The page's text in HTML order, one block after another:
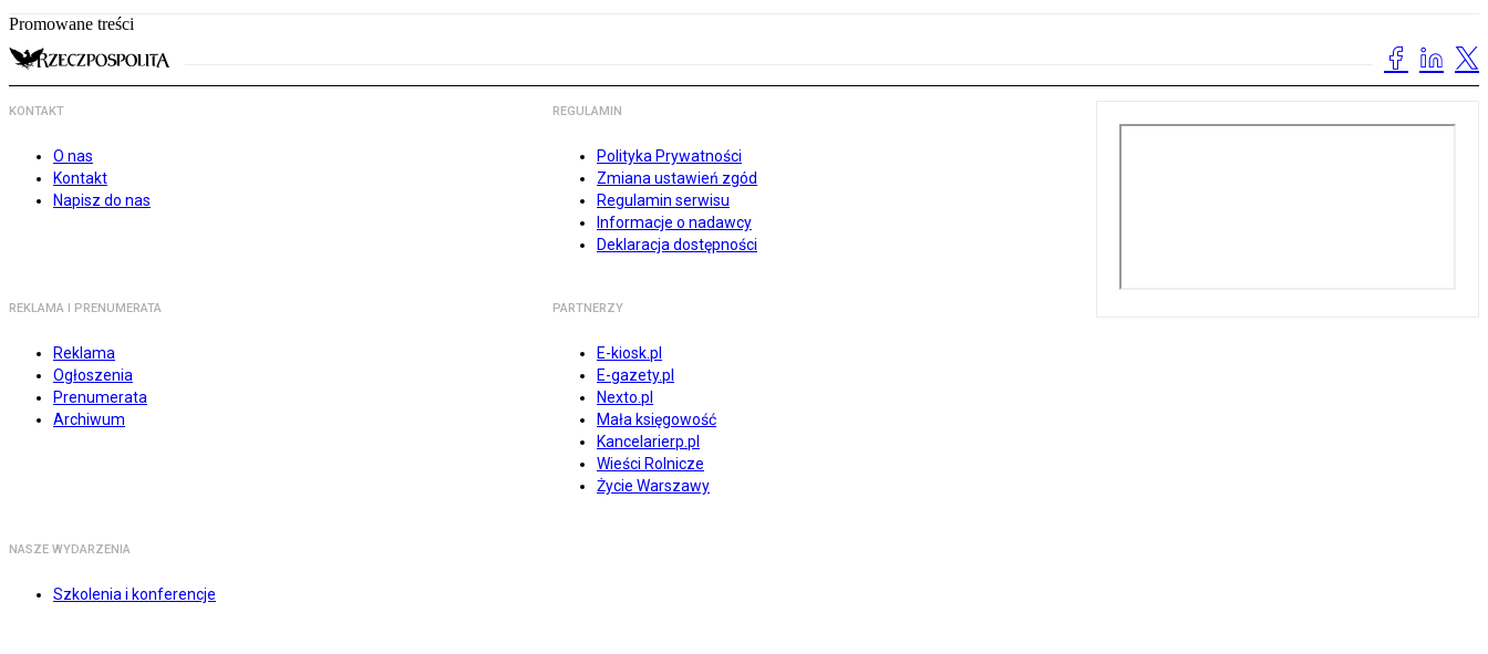
Promowane treści
KONTAKT
O nas
Kontakt
Napisz do nas
REGULAMIN
Polityka Prywatności
Zmiana ustawień zgód
Regulamin serwisu
Informacje o nadawcy
Deklaracja dostępności
REKLAMA I PRENUMERATA
Reklama
Ogłoszenia
Prenumerata
Archiwum
PARTNERZY
E-kiosk.pl
E-gazety.pl
Nexto.pl
Mała księgowość
Kancelarierp.pl
Wieści Rolnicze
Życie Warszawy
NASZE WYDARZENIA
Szkolenia i konferencje